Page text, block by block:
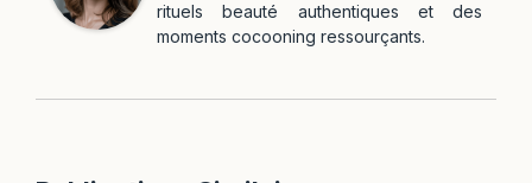
rituels beauté authentiques et des
moments cocooning ressourçants.